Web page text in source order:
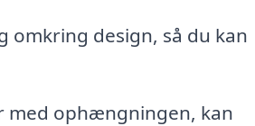
omkring design, så du kan
med ophængningen, kan